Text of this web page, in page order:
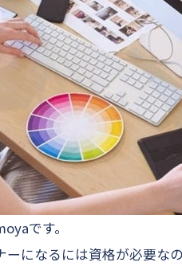
です。
になるには資格が必要な